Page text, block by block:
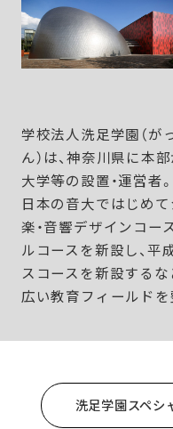
学校法人洗足学園（が
ん）は、神奈川県に本
大学等の設置・運営者。
日本の音大ではじめ
楽・音響デザインコー
ルコースを新設し、平
スコースを新設する
広い教育フィールドを
洗足学園スペシ